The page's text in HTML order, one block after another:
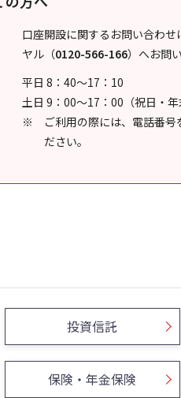
口座開設に関するお問い合わ
ヤル （0120-566-166） へお問
平日 8：40～17：10
土日 9：00～17：00（祝日・年
ご利用の際には、電話番
ださい。
投資信託
保険・年金保険